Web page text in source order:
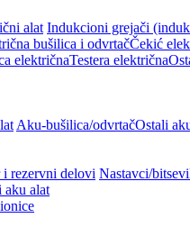
alat Indukcioni grejači
bušilica i odvrtačČekić
električnaTestera električna
Aku-bušilica/odvrtačOstali
i rezervni delovi Nastavci/bitsevi
aku alat